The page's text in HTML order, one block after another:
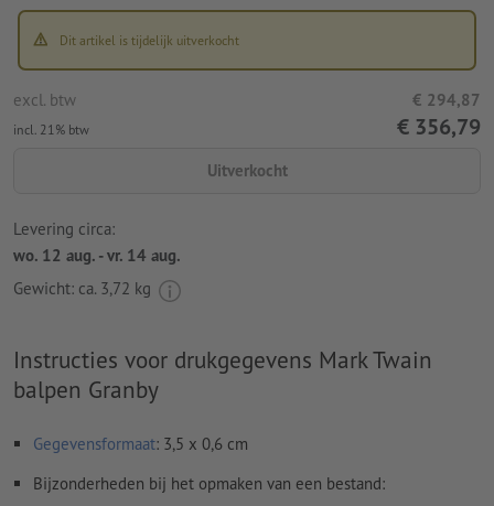
Dit artikel is tijdelijk uitverkocht
excl. btw € 294,87
incl. 21% btw € 356,79
Uitverkocht
Levering circa:
wo. 12 aug. - vr. 14 aug.
Gewicht: ca. 3,72 kg
Instructies voor drukgegevens Mark Twain
balpen Granby
Gegevensformaat: 3,5 x 0,6 cm
Bijzonderheden bij het opmaken van een bestand: